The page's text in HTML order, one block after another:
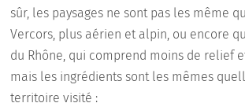
sûr, les paysages ne sont pas les même
Vercors, plus aérien et alpin, ou encore
du Rhône, qui comprend moins de relief
mais les ingrédients sont les mêmes
territoire visité :